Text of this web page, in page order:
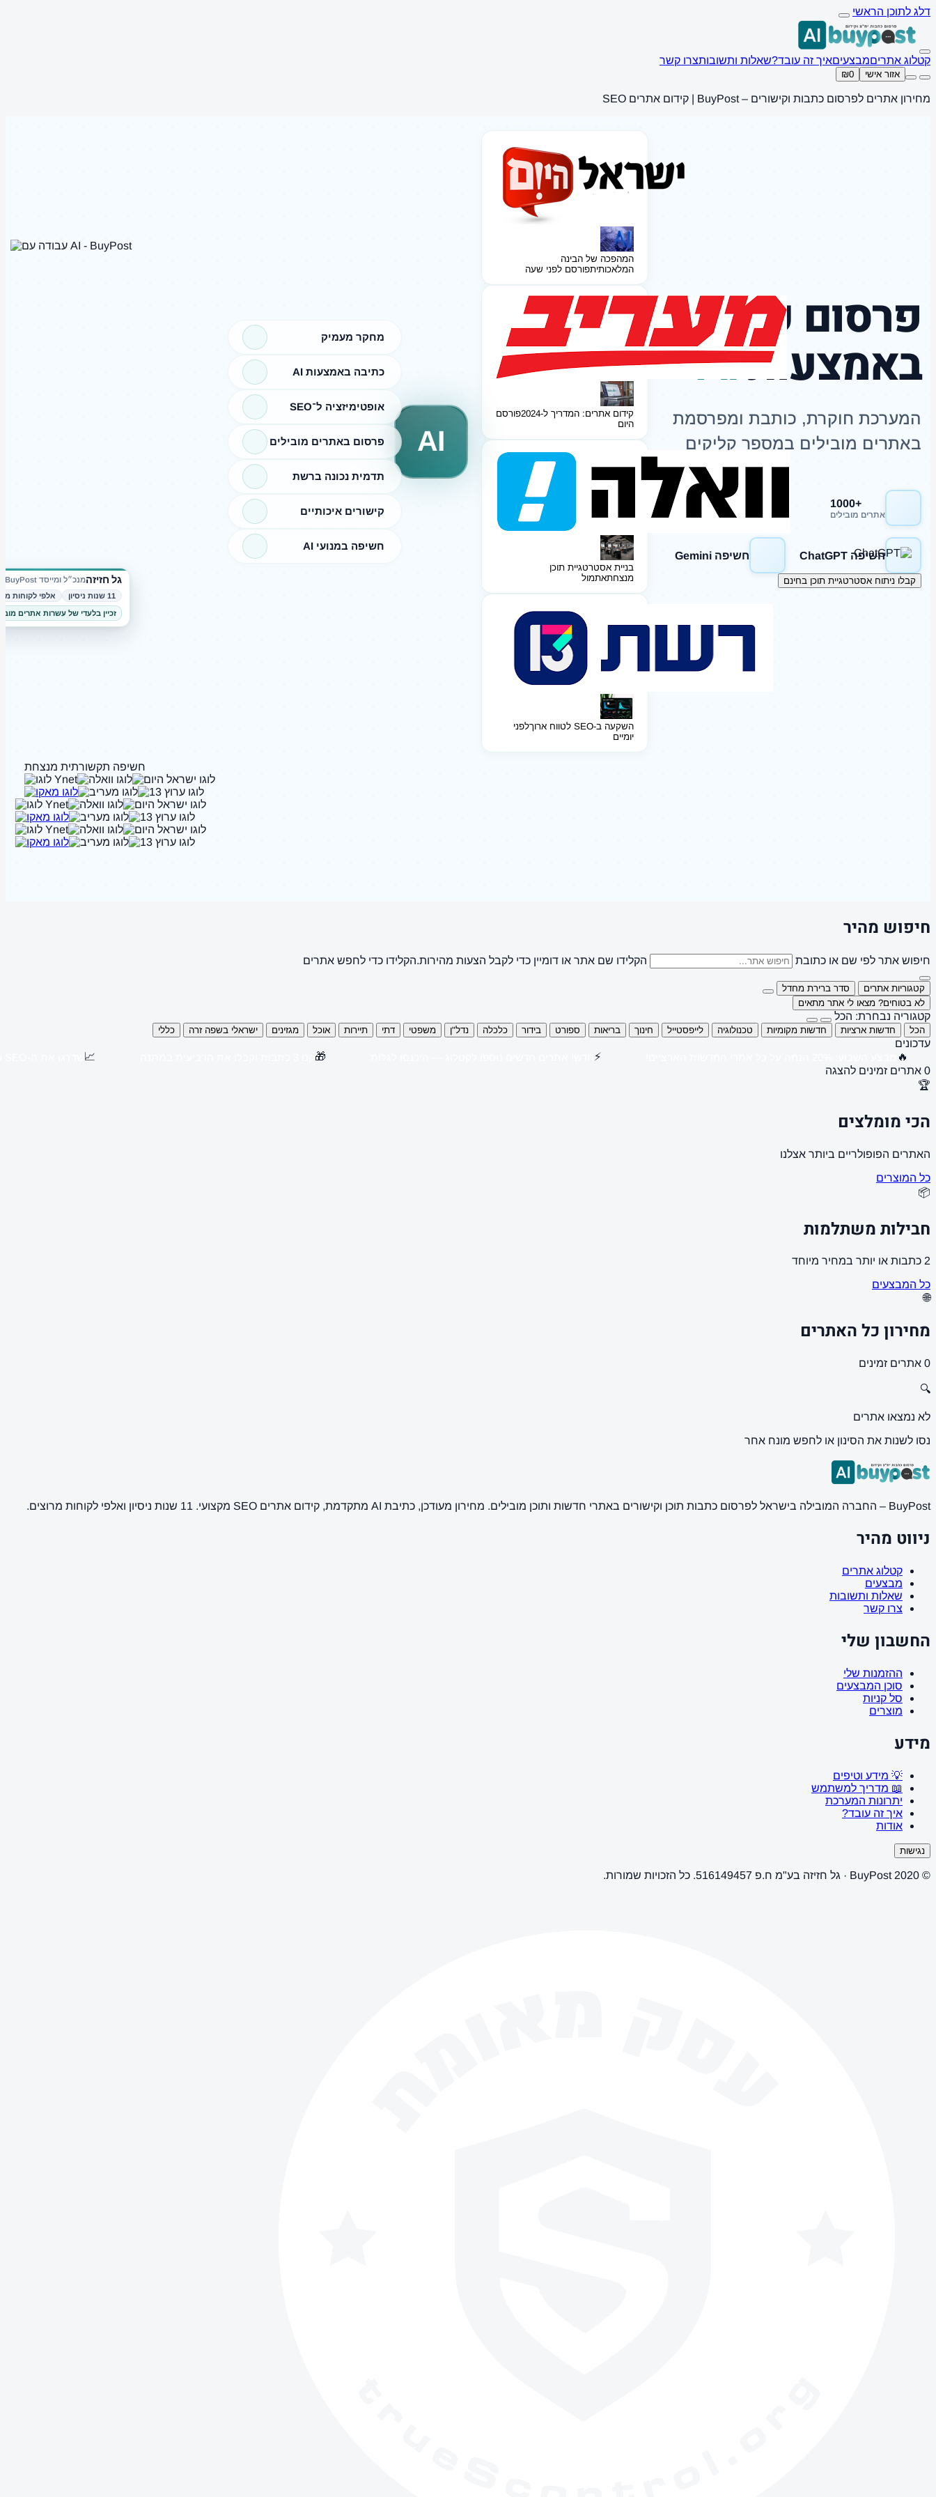
דלג לתוכן הראשי
קטלוג אתריםמבצעיםאיך זה עובד?שאלות ותשובותצרו קשר
אזור אישי ₪0
מחירון אתרים לפרסום כתבות וקישורים – BuyPost | קידום אתרים SEO
גל חזיזהמנכ״ל ומייסד BuyPost
11 שנות ניסיון
אלפי לקוחות
זכיין בלעדי של עשרות אתרים
מחקר מעמיק
כתיבה באמצעות AI
אופטימיזציה ל־SEO
פרסום באתרים מובילים
תדמית נכונה ברשת
קישורים איכותיים
חשיפה במנועי AI
AI
המהפכה של הבינה
המלאכותיתפורסם לפני שעה
קידום אתרים: המדריך ל-2024
פורסם
היום
בניית אסטרטגיית תוכן
מנצחתאתמול
השקעה ב-SEO לטווח ארוך
לפני
יומיים
פרסום כתבות
באמצעותAI
המערכת חוקרת, כותבת ומפרסמת
באתרים מובילים במספר קליקים
+1000
אתרים מובילים
חשיפה Google
חשיפה ChatGPT חשיפה Gemini
קבלו ניתוח אסטרטגיית תוכן בחינם
חשיפה תקשורתית מנצחת
חיפוש מהיר
חיפוש אתר לפי שם או כתובת הקלידו שם אתר או דומיין כדי לקבל הצעות מהירות.הקלידו כדי לחפש אתרים
קטגוריות אתרים
סדר ברירת מחדל
לא בטוחים? מצאו לי אתר מתאים
קטגוריה נבחרת: הכל
הכל חדשות ארציות חדשות מקומיות טכנולוגיה לייפסטייל חינוך בריאות ספורט בידור כלכלה נדל"ן משפטי דתי תיירות אוכל מגזינים ישראלי בשפה זרה כללי
עדכונים
🔥
⚡
🎁
📈
0 אתרים זמינים להצגה
🏆
הכי מומלצים
האתרים הפופולריים ביותר אצלנו
כל המוצרים
📦
חבילות משתלמות
2 כתבות או יותר במחיר מיוחד
כל המבצעים
🌐
מחירון כל האתרים
0 אתרים זמינים
🔍
לא נמצאו אתרים
נסו לשנות את הסינון או לחפש מונח אחר
BuyPost – החברה המובילה בישראל לפרסום כתבות תוכן וקישורים באתרי חדשות ותוכן מובילים. מחירון מעודכן, כתיבת AI מתקדמת, קידום אתרים SEO מקצועי. 11 שנות ניסיון ואלפי לקוחות מרוצים.
ניווט מהיר
קטלוג אתרים
מבצעים
שאלות ותשובות
צרו קשר
החשבון שלי
ההזמנות שלי
סוכן המבצעים
סל קניות
מוצרים
מידע
💡 מידע וטיפים
📖 מדריך למשתמש
יתרונות המערכת
איך זה עובד?
אודות
נגישות
© 2020 BuyPost · גל חזיזה בע"מ ח.פ 516149457. כל הזכויות שמורות.